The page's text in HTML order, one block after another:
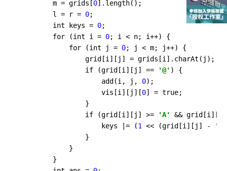
        m = grids[
0].length();
        l = r =
0;
        int keys =
0;
        for (int i =
0; i < n; i++) {
            for (int j =
0; j < m; j++) {
                grid[i][j] = grids[i].charAt(j);
                if (grid[i][j] ==
'@' ) {
                    add(i, j,
0);
                    vis[i][j][
0] = true;
                }
                if (grid[i][j] >=
'A'
&&
                    keys |= (
1 << (grid[i][j] -
'A'
                }
            }
        }